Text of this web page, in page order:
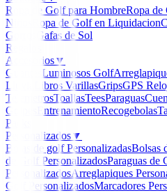
Ropa de Golf para HombreRopa
Niños
Ropa de Golf en Liquidacion
Gorros
Gafas de Sol
Regalos
Accesorios▼
Guantes
Luminosos Golf
Lluvia
Libros VarillasGripsGPS
TelemetrosToallasTeesParaguas
Golpes
EntrenamientoRecogebolas
Packs
Personalizados▼
Bolas de golf PersonalizadasBolsas
de Golf PersonalizadosParaguas de
PersonalizadosArreglapiques
Golf PersonalizadosMarcadores